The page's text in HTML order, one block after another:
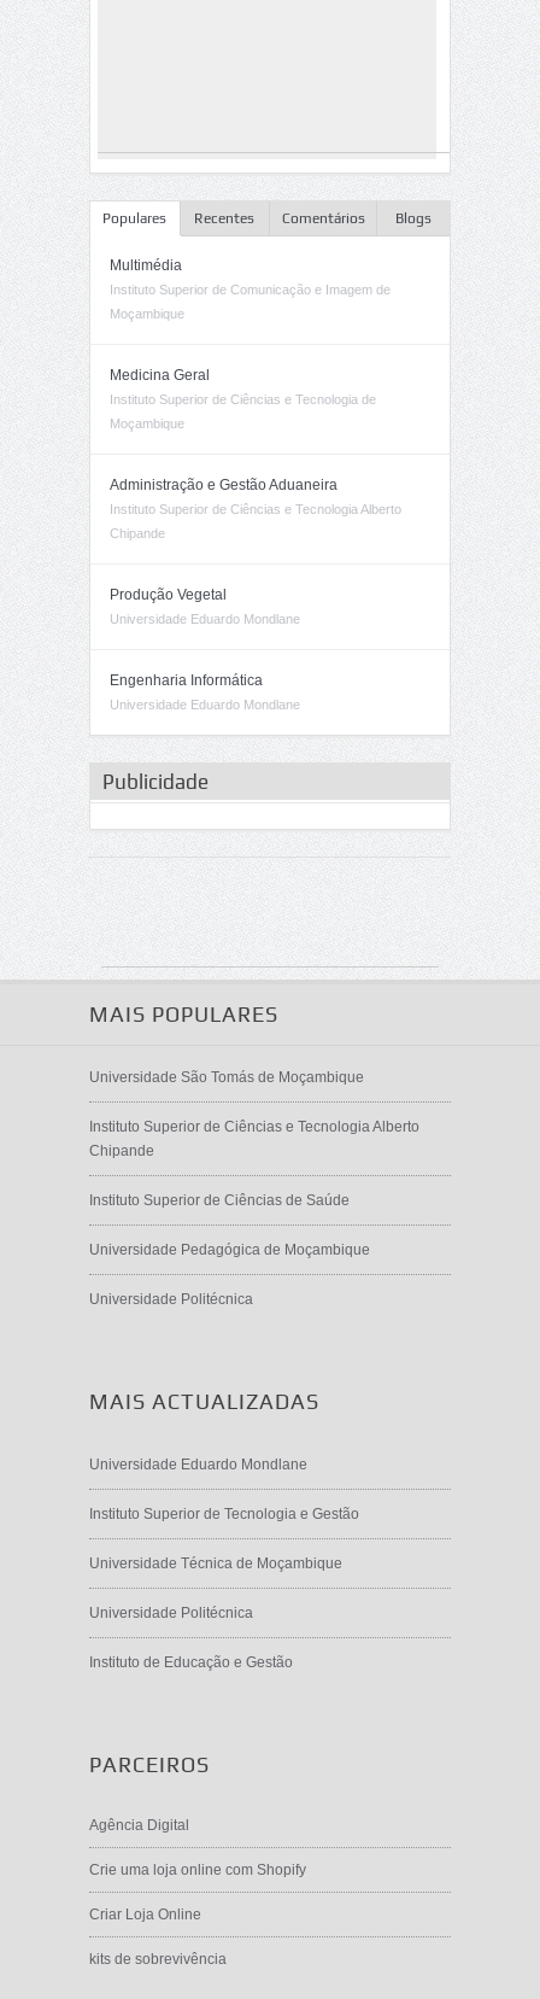
Populares Recentes Comentários Blogs
Multimédia
Instituto Superior de Comunicação e Imagem de
Moçambique
Medicina Geral
Instituto Superior de Ciências e Tecnologia de
Moçambique
Administração e Gestão Aduaneira
Instituto Superior de Ciências e Tecnologia Alberto
Chipande
Produção Vegetal
Universidade Eduardo Mondlane
Engenharia Informática
Universidade Eduardo Mondlane
Publicidade
MAIS POPULARES
Universidade São Tomás de Moçambique
Instituto Superior de Ciências e Tecnologia Alberto
Chipande
Instituto Superior de Ciências de Saúde
Universidade Pedagógica de Moçambique
Universidade Politécnica
MAIS ACTUALIZADAS
Universidade Eduardo Mondlane
Instituto Superior de Tecnologia e Gestão
Universidade Técnica de Moçambique
Universidade Politécnica
Instituto de Educação e Gestão
PARCEIROS
Agência Digital
Crie uma loja online com Shopify
Criar Loja Online
kits de sobrevivência